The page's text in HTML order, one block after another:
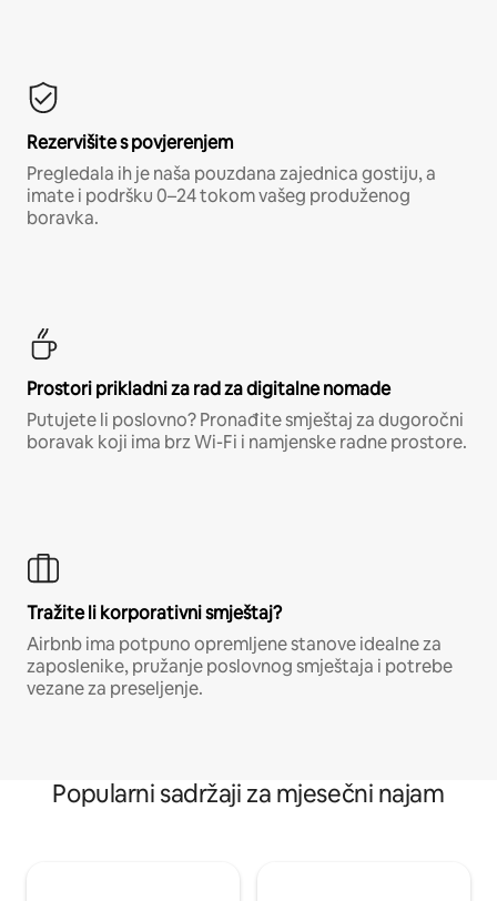
Rezervišite s povjerenjem
Pregledala ih je naša pouzdana zajednica gostiju, a
imate i podršku 0–24 tokom vašeg produženog
boravka.
Prostori prikladni za rad za digitalne nomade
Putujete li poslovno? Pronađite smještaj za dugoročni
boravak koji ima brz Wi-Fi i namjenske radne prostore.
Tražite li korporativni smještaj?
Airbnb ima potpuno opremljene stanove idealne za
zaposlenike, pružanje poslovnog smještaja i potrebe
vezane za preseljenje.
Popularni sadržaji za mjesečni najam